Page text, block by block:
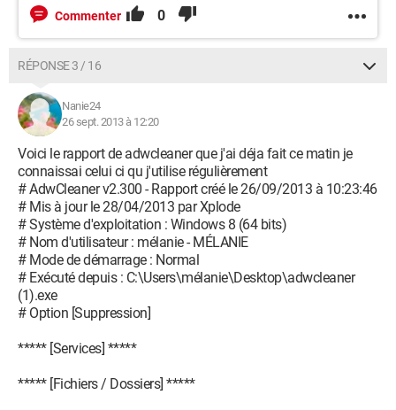
Commenter 0
RÉPONSE 3 / 16
Nanie24
26 sept. 2013 à 12:20
Voici le rapport de adwcleaner que j'ai déja fait ce matin je
connaissai celui ci qu j'utilise régulièrement
# AdwCleaner v2.300 - Rapport créé le 26/09/2013 à 10:23:46
# Mis à jour le 28/04/2013 par Xplode
# Système d'exploitation : Windows 8 (64 bits)
# Nom d'utilisateur : mélanie - MÉLANIE
# Mode de démarrage : Normal
# Exécuté depuis : C:\Users\mélanie\Desktop\adwcleaner
(1).exe
# Option [Suppression]
***** [Services] *****
***** [Fichiers / Dossiers] *****